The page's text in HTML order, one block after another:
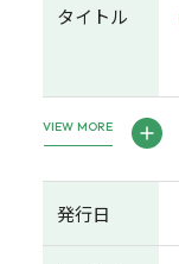
タイトル
VIEW MORE
発行日